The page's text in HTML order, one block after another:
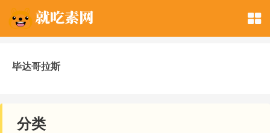
毕达哥拉斯
分类